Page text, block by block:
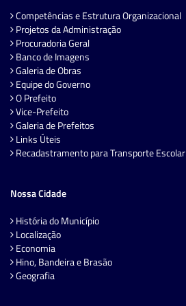
Competências e Estrutura Organizacional
Projetos da Administração
Procuradoria Geral
Banco de Imagens
Galeria de Obras
Equipe do Governo
O Prefeito
Vice-Prefeito
Galeria de Prefeitos
Links Úteis
Recadastramento para Transporte Escolar
Nossa Cidade
História do Município
Localização
Economia
Hino, Bandeira e Brasão
Geografia